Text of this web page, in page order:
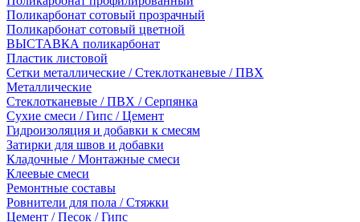
Поликарбонат сотовый прозрачный
Поликарбонат сотовый цветной
ВЫСТАВКА поликарбонат
Пластик листовой
Сетки металлические / Стеклотканевые / ПВХ
Металлические
Стеклотканевые / ПВХ / Серпянка
Сухие смеси / Гипс / Цемент
Гидроизоляция и добавки к смесям
Затирки для швов и добавки
Кладочные / Монтажные смеси
Клеевые смеси
Ремонтные составы
Ровнители для пола / Стяжки
Цемент / Песок / Гипс